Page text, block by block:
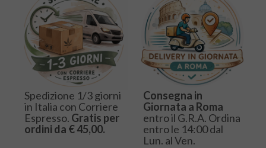
Spedizione 1/3 giorni
in Italia con Corriere
Espresso. Gratis per
ordini da € 45,00.
Consegna in
Giornata a Roma
entro il G.R.A. Ordina
entro le 14:00 dal
Lun. al Ven.